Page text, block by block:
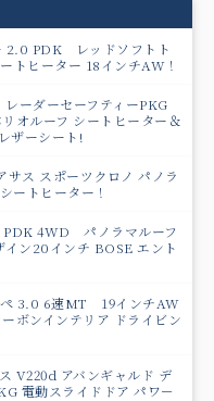
2.0 PDK レッドソフトト
トヒーター 18インチAW！
ーダーセーフティーPKG
オルーフ シートヒーター＆
ザーシート!
ス スポーツクロノ パノラ
ートヒーター！
PDK 4WD パノラマルーフ
ン20インチ BOSE エント
ペ 3.0 6速MT 19インチAW
ボンインテリア ドライビン
V220d アバンギャルド デ
電動スライドドア パワ－